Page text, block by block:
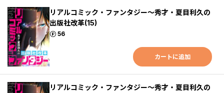
リアルコミック・ファンタジー～秀才・夏目利久の
出版社改革(15)
56
ポイント
カートに追加
リアルコミック・ファンタジー～秀才・夏目利久の